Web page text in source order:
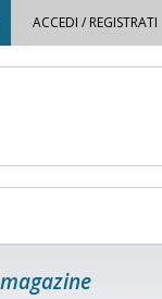
ACCEDI / REGISTRATI